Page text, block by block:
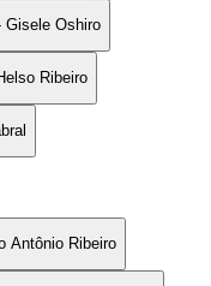
Gisele Oshiro
Ribeiro
Antônio Ribeiro